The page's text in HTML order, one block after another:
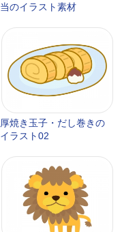
当のイラスト素材
厚焼き玉子・だし巻きの
イラスト02